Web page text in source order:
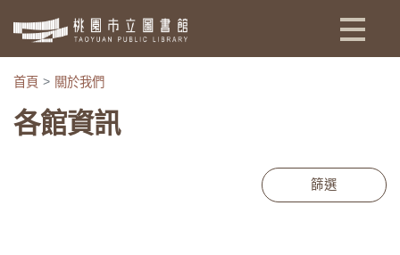
:::
首頁 關於我們
各館資訊
篩選